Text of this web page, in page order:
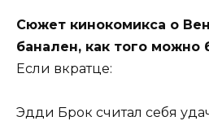
Сюжет кинокомикса о
банален, как того можно
Если вкратце:
Эдди Брок считал себя